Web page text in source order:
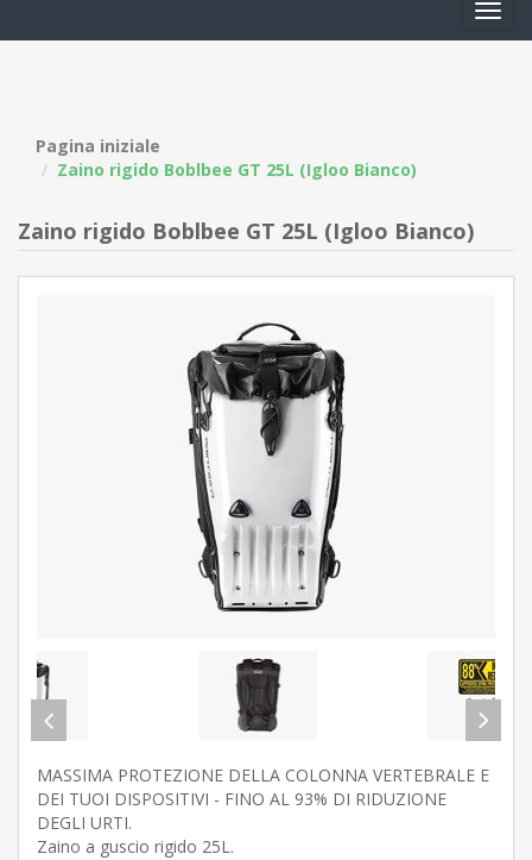
Pagina iniziale
Zaino rigido Boblbee GT 25L (Igloo Bianco)
Zaino rigido Boblbee GT 25L (Igloo Bianco)
MASSIMA PROTEZIONE DELLA COLONNA VERTEBRALE E
DEI TUOI DISPOSITIVI - FINO AL 93% DI RIDUZIONE
DEGLI URTI.
Zaino a guscio rigido 25L.